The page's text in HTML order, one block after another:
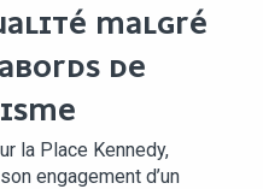
MALGRÉ
DE
la Place Kennedy,
engagement d’un